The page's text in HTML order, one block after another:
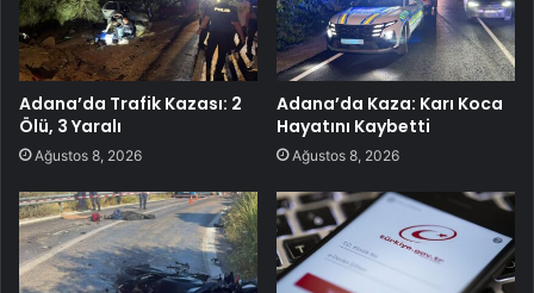
Adana’da Trafik Kazası: 2
Ölü, 3 Yaralı
Ağustos 8, 2026
Adana’da Kaza: Karı Koca
Hayatını Kaybetti
Ağustos 8, 2026